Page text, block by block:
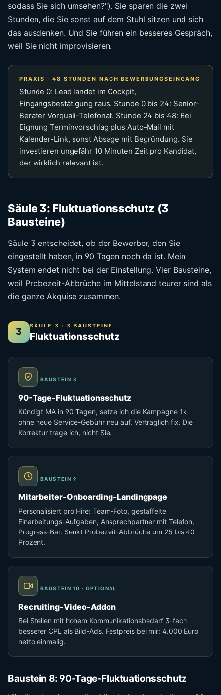
sodass Sie sich umsehen?"). Sie sparen die zwei
Stunden, die Sie sonst auf dem Stuhl sitzen und sich
das ausdenken. Und Sie führen ein besseres Gespräch,
weil Sie nicht improvisieren.
PRAXIS · 48 STUNDEN NACH BEWERBUNGSEINGANG
Stunde 0: Lead landet im Cockpit,
Eingangsbestätigung raus. Stunde 0 bis 24: Senior-
Berater Vorquali-Telefonat. Stunde 24 bis 48: Bei
Eignung Terminvorschlag plus Auto-Mail mit
Kalender-Link, sonst Absage mit Begründung. Sie
investieren ungefähr 10 Minuten Zeit pro Kandidat,
der wirklich relevant ist.
Säule 3: Fluktuationsschutz (3
Bausteine)
Säule 3 entscheidet, ob der Bewerber, den Sie
eingestellt haben, in 90 Tagen noch da ist. Mein
System endet nicht bei der Einstellung. Vier Bausteine,
weil Probezeit-Abbrüche im Mittelstand teurer sind als
die ganze Akquise zusammen.
3
SÄULE 3 · 3 BAUSTEINE
Fluktuationsschutz
BAUSTEIN 8
90-Tage-Fluktuationsschutz
Kündigt MA in 90 Tagen, setze ich die Kampagne 1x
ohne neue Service-Gebühr neu auf. Vertraglich fix. Die
Korrektur trage ich, nicht Sie.
BAUSTEIN 9
Mitarbeiter-Onboarding-Landingpage
Personalisiert pro Hire: Team-Foto, gestaffelte
Einarbeitungs-Aufgaben, Ansprechpartner mit Telefon,
Progress-Bar. Senkt Probezeit-Abbrüche um 25 bis 40
Prozent.
BAUSTEIN 10 · OPTIONAL
Recruiting-Video-Addon
Bei Stellen mit hohem Kommunikationsbedarf 3-fach
besserer CPL als Bild-Ads. Festpreis bei mir: 4.000 Euro
netto einmalig.
Baustein 8: 90-Tage-Fluktuationsschutz